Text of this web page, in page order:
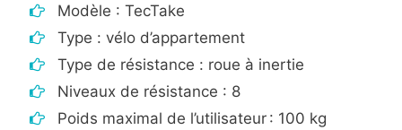
Modèle : TecTake
Type : vélo d’appartement
Type de résistance : roue à inertie
Niveaux de résistance : 8
Poids maximal de l’utilisateur : 100 kg